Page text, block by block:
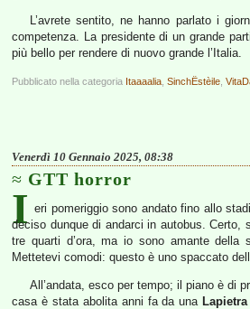
L’avrete sentito, ne hanno parlato i
competenza. La presidente di un grande
più bello per rendere di nuovo grande l’Italia.
Pubblicato nella categoria Itaaaalia SinchËstèile
Venerdì 10 Gennaio 2025, 08:38
GTT horror
I eri pomeriggio sono andato fino allo
deciso dunque di andarci in autobus. Certo,
tre quarti d’ora, ma io sono amante della
Mettetevi comodi: questo è uno spaccato
All’andata, esco per tempo; il piano è di
casa è stata abolita anni fa da una Lapietra